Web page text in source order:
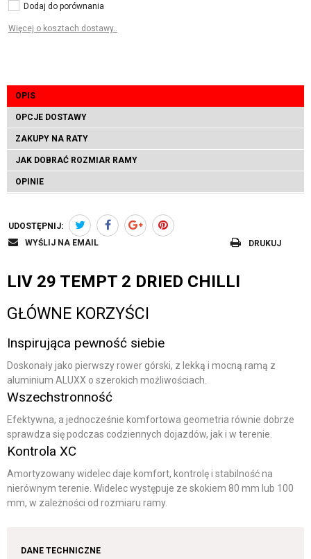
Dodaj do porównania
Więcej o kosztach dostawy..
OPIS
OPCJE DOSTAWY
ZAKUPY NA RATY
JAK DOBRAĆ ROZMIAR RAMY
OPINIE
UDOSTĘPNIJ:
WYŚLIJ NA EMAIL
DRUKUJ
LIV 29 TEMPT 2 DRIED CHILLI
GŁÓWNE KORZYŚCI
Inspirująca pewność siebie
Doskonały jako pierwszy rower górski, z lekką i mocną ramą z
aluminium ALUXX o szerokich możliwościach.
Wszechstronność
Efektywna, a jednocześnie komfortowa geometria równie dobrze
sprawdza się podczas codziennych dojazdów, jak i w terenie.
Kontrola XC
Amortyzowany widelec daje komfort, kontrolę i stabilność na
nierównym terenie. Widelec występuje ze skokiem 80 mm lub 100
mm, w zależności od rozmiaru ramy.
DANE TECHNICZNE